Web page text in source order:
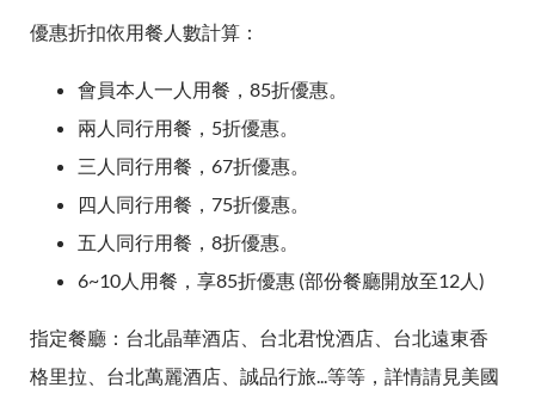
優惠折扣依用餐人數計算：
會員本人一人用餐，85折優惠。
兩人同行用餐，5折優惠。
三人同行用餐，67折優惠。
四人同行用餐，75折優惠。
五人同行用餐，8折優惠。
6~10人用餐，享85折優惠 (部份餐廳開放至12人)
指定餐廳：台北晶華酒店、台北君悅酒店、台北遠東香
格里拉、台北萬麗酒店、誠品行旅...等等，詳情請見美國